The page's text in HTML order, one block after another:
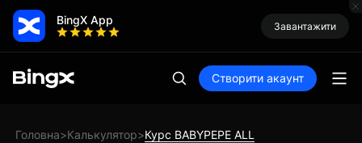
BingX App Завантажити
Створити акаунт
Головна>Калькулятор>Курс BABYPEPE ALL